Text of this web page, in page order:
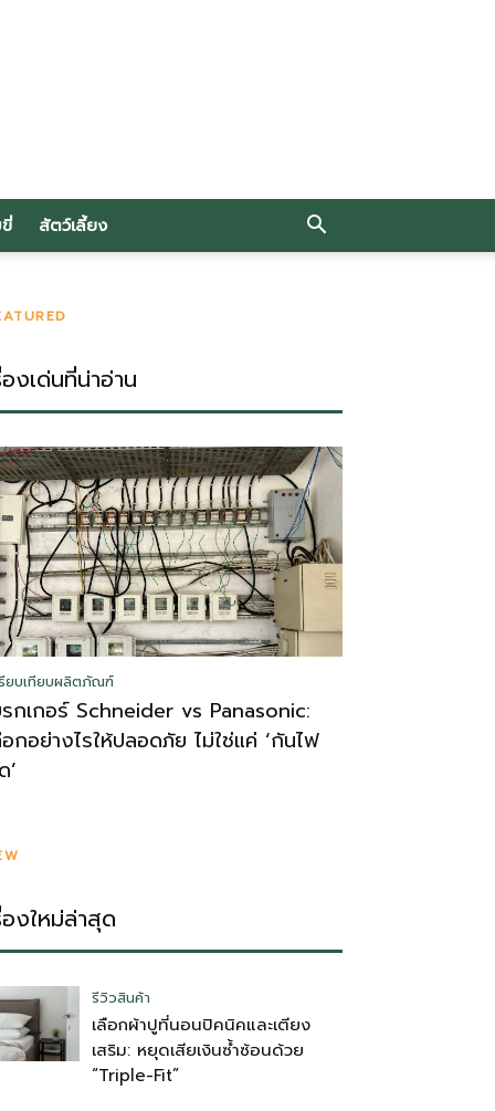
สัตว์เลี้ยง
องเด่นที่น่าอ่าน
ยบเทียบผลิตภัณฑ์
รกเกอร์ Schneider vs Panasonic:
อกอย่างไรให้ปลอดภัย ไม่ใช่แค่ ‘กันไฟ
’
องใหม่ล่าสุด
รีวิวสินค้า
เลือกผ้าปูที่นอนปิคนิคและเตียง
เสริม: หยุดเสียเงินซ้ำซ้อนด้วย
“Triple-Fit”